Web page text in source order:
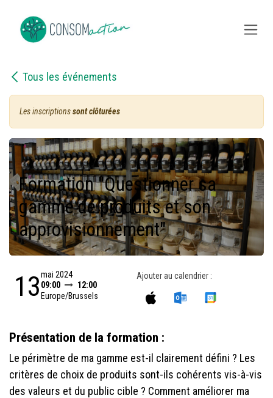
Tous les événements
Les inscriptionssont clôturées
Formation "Questionner sa
gamme de produits et son
approvisionnement"
13mai 2024
09:00
12:00
Europe/Brussels
Ajouter au calendrier :
Présentation de la formation :
Le périmètre de ma gamme est-il clairement défini ? Les
critères de choix de produits sont-ils cohérents vis-à-vis
des valeurs et du public cible ? Comment améliorer ma